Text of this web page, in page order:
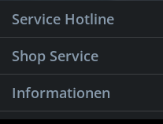
Service Hotline
Shop Service
Informationen